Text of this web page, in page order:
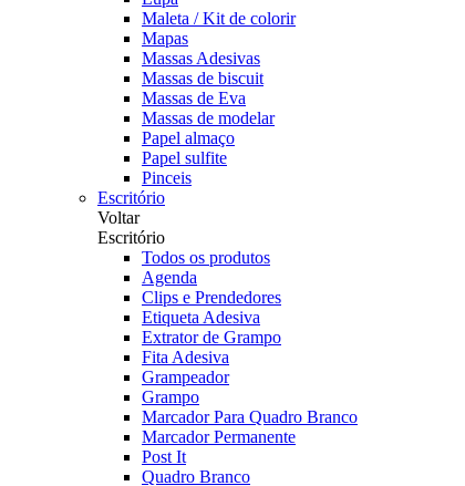
Maleta / Kit de colorir
Mapas
Massas Adesivas
Massas de biscuit
Massas de Eva
Massas de modelar
Papel almaço
Papel sulfite
Pinceis
Escritório
Voltar
Escritório
Todos os produtos
Agenda
Clips e Prendedores
Etiqueta Adesiva
Extrator de Grampo
Fita Adesiva
Grampeador
Grampo
Marcador Para Quadro Branco
Marcador Permanente
Post It
Quadro Branco